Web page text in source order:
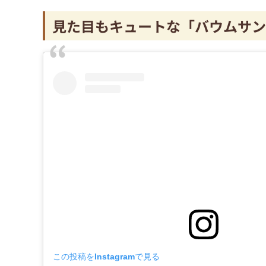
見た目もキュートな「バウムサ
この投稿をInstagramで見る